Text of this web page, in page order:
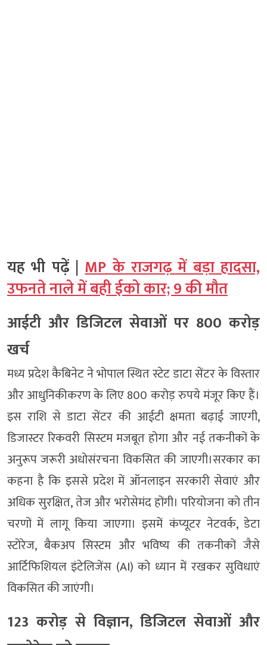
यह भी पढ़ें |MP के राजगढ़ में बड़ा हादसा,
उफनते नाले में बही ईको कार; 9 की मौत
आईटी और डिजिटल सेवाओं पर 800 करोड़
खर्च
मध्य प्रदेश कैबिनेट ने भोपाल स्थित स्टेट डाटा सेंटर के विस्तार
और आधुनिकीकरण के लिए 800 करोड़ रुपये मंजूर किए हैं।
इस राशि से डाटा सेंटर की आईटी क्षमता बढ़ाई जाएगी,
डिजास्टर रिकवरी सिस्टम मजबूत होगा और नई तकनीकों के
अनुरूप जरूरी अधोसंरचना विकसित की जाएगी।सरकार का
कहना है कि इससे प्रदेश में ऑनलाइन सरकारी सेवाएं और
अधिक सुरक्षित, तेज और भरोसेमंद होंगी। परियोजना को तीन
चरणों में लागू किया जाएगा। इसमें कंप्यूटर नेटवर्क, डेटा
स्टोरेज, बैकअप सिस्टम और भविष्य की तकनीकों जैसे
आर्टिफिशियल इंटेलिजेंस (AI) को ध्यान में रखकर सुविधाएं
विकसित की जाएंगी।
123 करोड़ से विज्ञान, डिजिटल सेवाओं और